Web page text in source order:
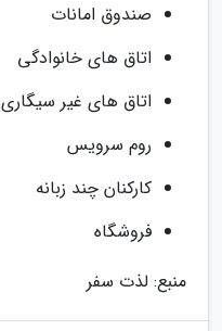
صندوق امانات
اتاق های خانوادگی
اتاق های غیر سیگاری
روم سرویس
کارکنان چند زبانه
فروشگاه
منبع: لذت سفر